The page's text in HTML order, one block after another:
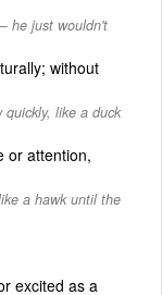
he just wouldn't
without
like a duck
or attention,
a hawk until the
excited as a